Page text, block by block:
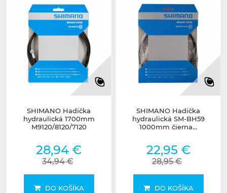
SHIMANO Hadička
hydraulická 1700mm
M9120/8120/7120
28,94 €
34,94 €
DO KOŠÍKA
SHIMANO Hadička
hydraulická SM-BH59
1000mm čierna...
22,95 €
28,95 €
DO KOŠÍKA